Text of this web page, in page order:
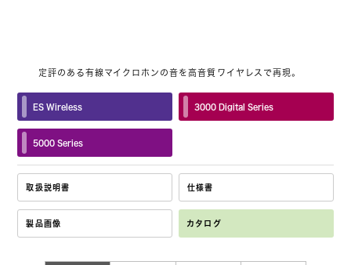
定評のある有線マイクロホンの音を高音質ワイヤレスで再現。
ES Wireless 3000 Digital Series
5000 Series
取扱説明書 仕様書
製品画像 カタログ